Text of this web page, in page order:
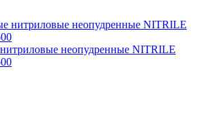
неопудренные NITRILE